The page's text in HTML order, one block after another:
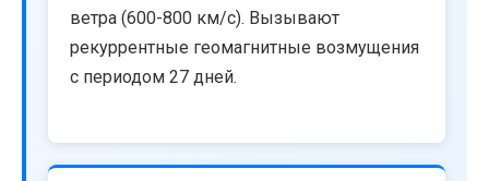
ветра (600-800 км/с). Вызывают
рекуррентные геомагнитные возмущения
с периодом 27 дней.